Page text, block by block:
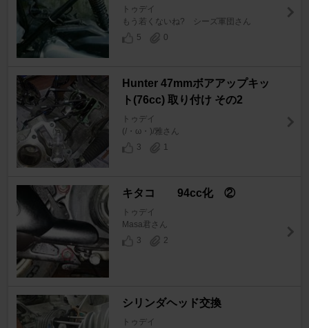
トゥデイ
もう若くないね? シーズ軍団さん
5
0
Hunter 47mmボアアップキッ
ト(76cc) 取り付け その2
トゥデイ
(/・ω・)/雅さん
3
1
キタコ 94cc化 ②
トゥデイ
Masa君さん
3
2
シリンダヘッド交換
トゥデイ